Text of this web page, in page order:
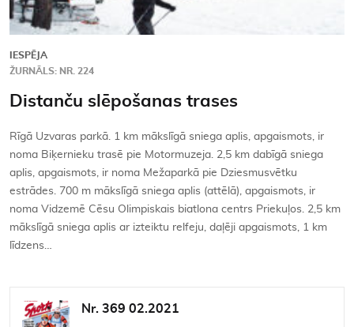
IESPĒJA
ŽURNĀLS: NR. 224
Distanču slēpošanas trases
Rīgā Uzvaras parkā. 1 km mākslīgā sniega aplis, apgaismots, ir
noma Biķernieku trasē pie Motormuzeja. 2,5 km dabīgā sniega
aplis, apgaismots, ir noma Mežaparkā pie Dziesmusvētku
estrādes. 700 m mākslīgā sniega aplis (attēlā), apgaismots, ir
noma Vidzemē Cēsu Olimpiskais biatlona centrs Priekuļos. 2,5 km
mākslīgā sniega aplis ar izteiktu relfeju, daļēji apgaismots, 1 km
līdzens…
Nr. 369 02.2021